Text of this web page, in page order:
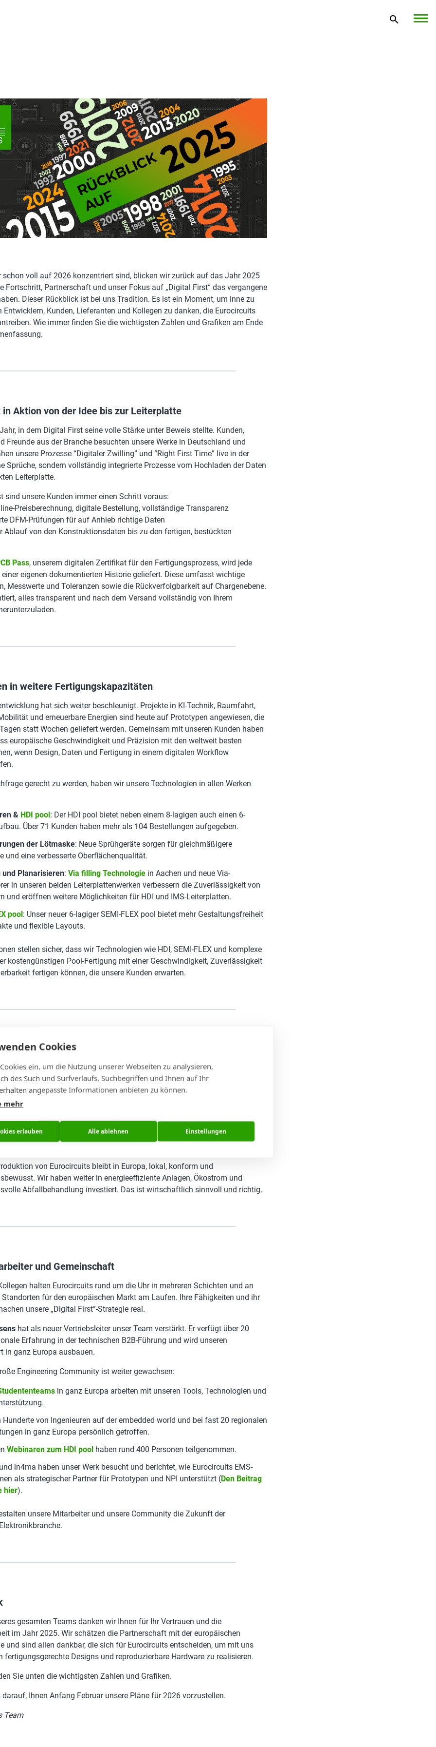
schon voll auf 2026 konzentriert sind, blicken wir zurück auf das Jahr 2025
Fortschritt, Partnerschaft und unser Fokus auf „Digital First“ das vergangene
Dieser Rückblick ist bei uns Tradition. Es ist ein Moment, um inne zu
Entwicklern, Kunden, Lieferanten und Kollegen zu danken, die Eurocircuits
Wie immer finden Sie die wichtigsten Zahlen und Grafiken am Ende
in Aktion von der Idee bis zur Leiterplatte
in dem Digital First seine volle Stärke unter Beweis stellte. Kunden,
Freunde aus der Branche besuchten unsere Werke in Deutschland und
unsere Prozesse “Digitaler Zwilling” und “Right First Time” live in der
Sprüche, sondern vollständig integrierte Prozesse vom Hochladen der Daten
Leiterplatte.
sind unsere Kunden immer einen Schritt voraus:
Preisberechnung, digitale Bestellung, vollständige Transparenz
DFM-Prüfungen für auf Anhieb richtige Daten
Ablauf von den Konstruktionsdaten bis zu den fertigen, bestückten
Pass, unserem digitalen Zertifikat für den Fertigungsprozess, wird jede
eigenen dokumentierten Historie geliefert. Diese umfasst wichtige
Messwerte und Toleranzen sowie die Rückverfolgbarkeit auf Chargenebene.
alles transparent und nach dem Versand vollständig von Ihrem
in weitere Fertigungskapazitäten
hat sich weiter beschleunigt. Projekte in KI-Technik, Raumfahrt,
und erneuerbare Energien sind heute auf Prototypen angewiesen, die
statt Wochen geliefert werden. Gemeinsam mit unseren Kunden haben
europäische Geschwindigkeit und Präzision mit den weltweit besten
wenn Design, Daten und Fertigung in einem digitalen Workflow
gerecht zu werden, haben wir unsere Technologien in allen Werken
& HDI pool: Der HDI pool bietet neben einem 8-lagigen auch einen 6-
Über 71 Kunden haben mehr als 104 Bestellungen aufgegeben.
der Lötmaske: Neue Sprühgeräte sorgen für gleichmäßigere
und eine verbesserte Oberflächenqualität.
und Planarisieren: Via filling Technologie in Aachen und neue Via-
in unseren beiden Leiterplattenwerken verbessern die Zuverlässigkeit von
und eröffnen weitere Möglichkeiten für HDI und IMS-Leiterplatten.
pool: Unser neuer 6-lagiger SEMI-FLEX pool bietet mehr Gestaltungsfreiheit
und flexible Layouts.
stellen sicher, dass wir Technologien wie HDI, SEMI-FLEX und komplexe
kostengünstigen Pool-Fertigung mit einer Geschwindigkeit, Zuverlässigkeit
fertigen können, die unsere Kunden erwarten.
Europa verantwortungsbewusst und nachhaltig
in Erkelenz sind nun voll einsatzfähig und laufen in 2
ist die Basis für eine schnelle, zuverlässige Leiterplattenbestückung, die wir
Abteilung aus gesteuert werden, unterstützt durch hauseigene Tools wie
mit einem Projektor. Das Ziel ist klar: optimierte Arbeitsabläufe
von Eurocircuits bleibt in Europa, lokal, konform und
Wir haben weiter in energieeffiziente Anlagen, Ökostrom und
Abfallbehandlung investiert. Das ist wirtschaftlich sinnvoll und richtig.
und Gemeinschaft
halten Eurocircuits rund um die Uhr in mehreren Schichten und an
Standorten für den europäischen Markt am Laufen. Ihre Fähigkeiten und ihr
unsere „Digital First”-Strategie real.
hat als neuer Vertriebsleiter unser Team verstärkt. Er verfügt über 20
Erfahrung in der technischen B2B-Führung und wird unseren
in ganz Europa ausbauen.
Engineering Community ist weiter gewachsen:
in ganz Europa arbeiten mit unseren Tools, Technologien und
Hunderte von Ingenieuren auf der embedded world und bei fast 20 regionalen
in ganz Europa persönlich getroffen.
Webinaren zum HDI pool haben rund 400 Personen teilgenommen.
in4ma haben unser Werk besucht und berichtet, wie Eurocircuits EMS-
als strategischer Partner für Prototypen und NPI unterstützt (Den Beitrag
hier).
unsere Mitarbeiter und unsere Community die Zukunft der
gesamten Teams danken wir Ihnen für Ihr Vertrauen und die
im Jahr 2025. Wir schätzen die Partnerschaft mit der europäischen
und sind allen dankbar, die sich für Eurocircuits entscheiden, um mit uns
fertigungsgerechte Designs und reproduzierbare Hardware zu realisieren.
Sie unten die wichtigsten Zahlen und Grafiken.
darauf, Ihnen Anfang Februar unsere Pläne für 2026 vorzustellen.
Team
Cookies
ein, um die Nutzung unserer Webseiten zu analysieren,
des Such und Surfverlaufs, Suchbegriffen und Ihnen auf Ihr
angepasste Informationen anbieten zu können.
mehr
erlauben Alle ablehnen Einstellungen